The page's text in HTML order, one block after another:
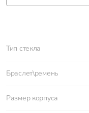
Тип стекла
Браслет\ремень
Размер корпуса